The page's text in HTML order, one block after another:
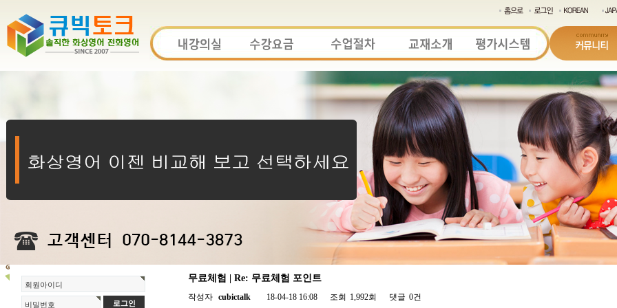
회원아이디
비밀번호
무료체험 | Re: 무료체험 포인트
작성자 cubictalk 18-04-18 16:08 조회 1,992회 댓글 0건